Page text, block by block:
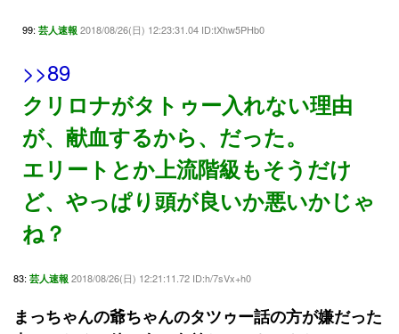
99: 芸人速報 2018/08/26(日) 12:23:31.04 ID:tXhw5PHb0
>>89
クリロナがタトゥー入れない理由
が、献血するから、だった。
エリートとか上流階級もそうだけ
ど、やっぱり頭が良いか悪いかじゃ
ね？
83: 芸人速報 2018/08/26(日) 12:21:11.72 ID:h/7sVx+h0
まっちゃんの爺ちゃんのタツゥー話の方が嫌だった